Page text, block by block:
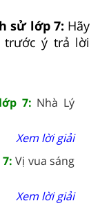
sử lớp 7: Hãy
trước ý trả lời
7: Nhà Lý
Xem lời giải
Vị vua sáng
Xem lời giải